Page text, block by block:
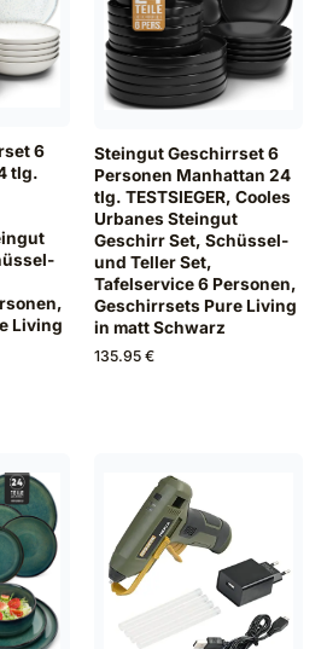
6
tlg.
Living
Steingut Geschirrset 6
Personen Manhattan 24
tlg. TESTSIEGER, Cooles
Urbanes Steingut
Geschirr Set, Schüssel-
und Teller Set,
Tafelservice 6 Personen,
Geschirrsets Pure Living
in matt Schwarz
135.95 €